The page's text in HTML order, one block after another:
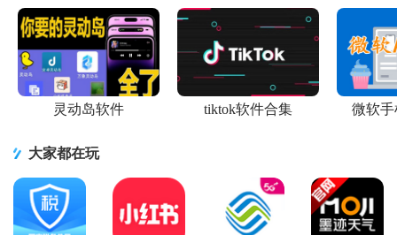
灵动岛软件 tiktok软件合集 微软手
大家都在玩